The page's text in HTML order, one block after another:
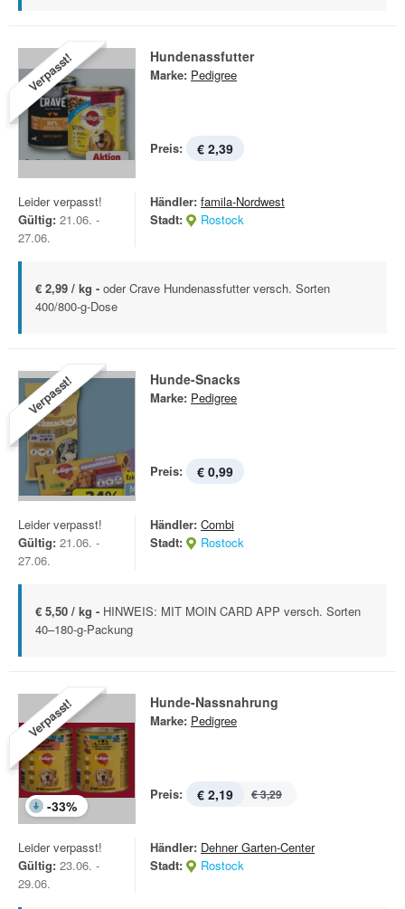
Verpasst! Hundenassfutter
Marke: Pedigree
Preis: € 2,39
Leider verpasst!
Gültig: 21.06. -
27.06.
Händler: famila-Nordwest
Stadt:
Rostock
€ 2,99 / kg - oder Crave Hundenassfutter versch. Sorten
400/800-g-Dose
Verpasst! Hunde-Snacks
Marke: Pedigree
Preis: € 0,99
Leider verpasst!
Gültig: 21.06. -
27.06.
Händler: Combi
Stadt:
Rostock
€ 5,50 / kg - HINWEIS: MIT MOIN CARD APP versch. Sorten
40–180-g-Packung
Verpasst!
-33%
Hunde-Nassnahrung
Marke: Pedigree
Preis: € 2,19 € 3,29
Leider verpasst!
Gültig: 23.06. -
29.06.
Händler: Dehner Garten-Center
Stadt:
Rostock